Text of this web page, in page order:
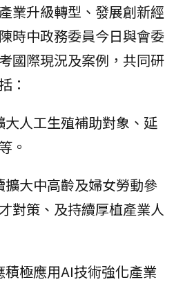
業升級轉型、發展創新經
時中政務委員今日與會委
國際現況及案例，共同研
：
大人工生殖補助對象、延
。
擴大中高齡及婦女勞動參
對策、及持續厚植產業人
積極應用AI技術強化產業